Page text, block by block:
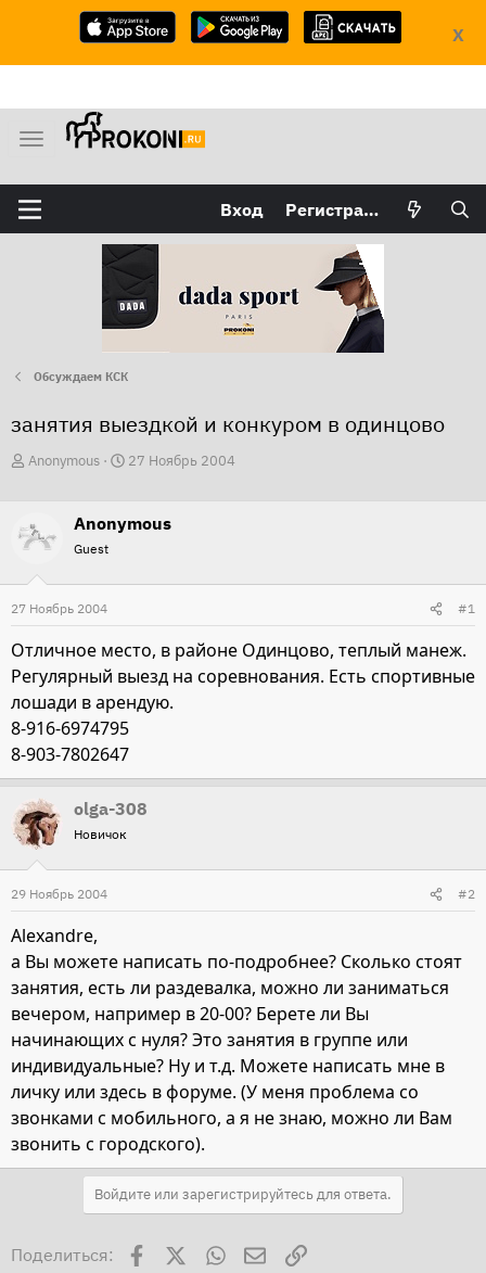
X
М
н
ю
Вход Регистрация
Обсуждаем КСК
занятия выездкой и конкуром в одинцово
А
о
т
е
Anonymous
Д
а
27 Ноябрь 2004
Anonymous
Guest
27 Ноябрь 2004 #1
Отличное место, в районе Одинцово, теплый манеж.
Регулярный выезд на соревнования. Есть спортивные
лошади в арендую.
8-916-6974795
8-903-7802647
olga-308
Новичок
29 Ноябрь 2004 #2
Alexandre,
а Вы можете написать по-подробнее? Сколько стоят
занятия, есть ли раздевалка, можно ли заниматься
вечером, например в 20-00? Берете ли Вы
начинающих с нуля? Это занятия в группе или
индивидуальные? Ну и т.д. Можете написать мне в
личку или здесь в форуме. (У меня проблема со
звонками с мобильного, а я не знаю, можно ли Вам
звонить с городского).
Войдите или зарегистрируйтесь для ответа.
Поделиться: Facebook WhatsAppЭлектронная почта
Ссылка